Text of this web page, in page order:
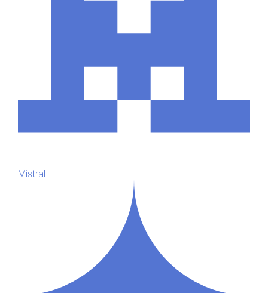
Mistral